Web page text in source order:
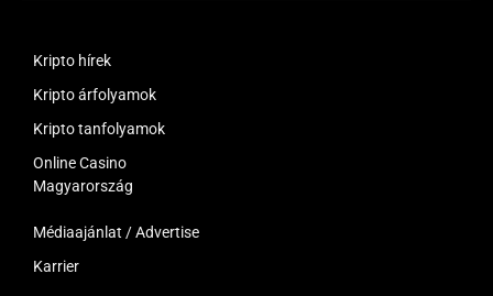
Kripto hírek
Kripto árfolyamok
Kripto tanfolyamok
Online Casino
Magyarország
Médiaajánlat / Advertise
Karrier